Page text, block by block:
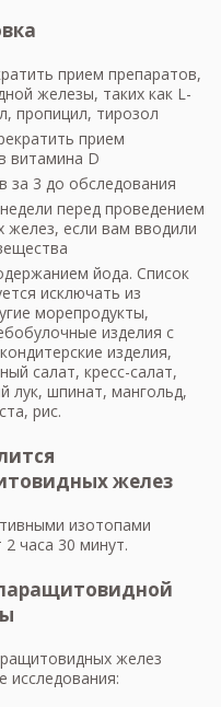
прием препаратов,
железы, таких как L-
пропицил, тирозол
прием
витамина D
за 3 до обследования
перед проведением
желез, если вам вводили
йода. Список
исключать из
морепродукты,
изделия с
изделия,
салат, кресс-салат,
лук, шпинат, мангольд,
рис.
желез
изотопами
часа 30 минут.
желез
исследования: